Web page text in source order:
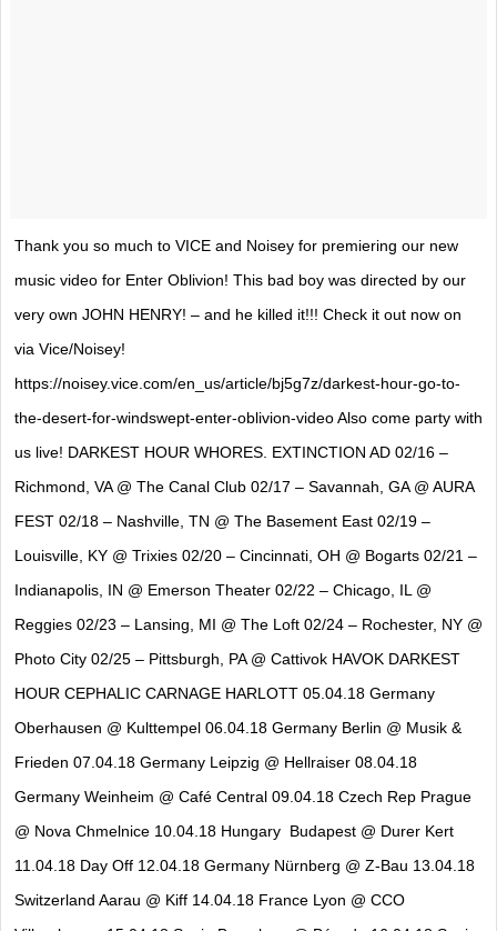
Thank you so much to VICE and Noisey for premiering our new
music video for Enter Oblivion! This bad boy was directed by our
very own JOHN HENRY! – and he killed it!!! Check it out now on
via Vice/Noisey!
https://noisey.vice.com/en_us/article/bj5g7z/darkest-hour-go-to-
the-desert-for-windswept-enter-oblivion-video Also come party with
us live! DARKEST HOUR WHORES. EXTINCTION AD 02/16 –
Richmond, VA @ The Canal Club 02/17 – Savannah, GA @ AURA
FEST 02/18 – Nashville, TN @ The Basement East 02/19 –
Louisville, KY @ Trixies 02/20 – Cincinnati, OH @ Bogarts 02/21 –
Indianapolis, IN @ Emerson Theater 02/22 – Chicago, IL @
Reggies 02/23 – Lansing, MI @ The Loft 02/24 – Rochester, NY @
Photo City 02/25 – Pittsburgh, PA @ Cattivok HAVOK DARKEST
HOUR CEPHALIC CARNAGE HARLOTT 05.04.18 Germany
Oberhausen @ Kulttempel 06.04.18 Germany Berlin @ Musik &
Frieden 07.04.18 Germany Leipzig @ Hellraiser 08.04.18
Germany Weinheim @ Café Central 09.04.18 Czech Rep Prague
@ Nova Chmelnice 10.04.18 Hungary Budapest @ Durer Kert
11.04.18 Day Off 12.04.18 Germany Nürnberg @ Z-Bau 13.04.18
Switzerland Aarau @ Kiff 14.04.18 France Lyon @ CCO